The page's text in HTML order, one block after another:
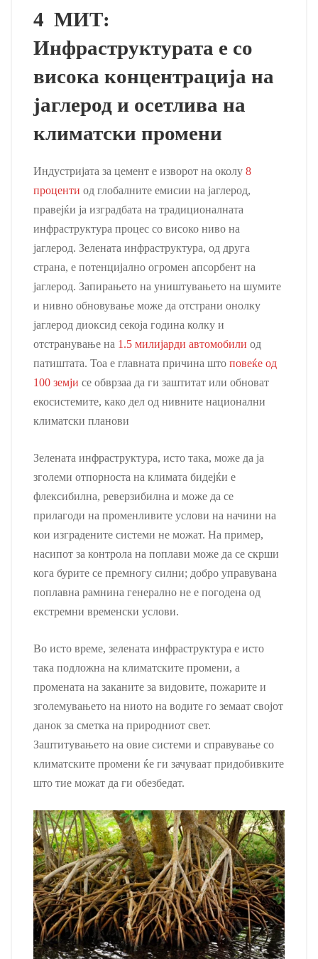
4 МИТ:
Инфраструктурата е со
висока концентрација на
јаглерод и осетлива на
климатски промени
Индустријата за цемент е изворот на околу 8
проценти од глобалните емисии на јаглерод,
правејќи ја изградбата на традиционалната
инфраструктура процес со високо ниво на
јаглерод. Зелената инфраструктура, од друга
страна, е потенцијално огромен апсорбент на
јаглерод. Запирањето на уништувањето на шумите
и нивно обновување може да отстрани онолку
јаглерод диоксид секоја година колку и
отстранување на 1.5 милијарди автомобили од
патиштата. Тоа е главната причина што повеќе од
100 земји се обврзаа да ги заштитат или обноват
екосистемите, како дел од нивните национални
климатски планови
Зелената инфраструктура, исто така, може да ја
зголеми отпорноста на климата бидејќи е
флексибилна, реверзибилна и може да се
прилагоди на променливите услови на начини на
кои изградените системи не можат. На пример,
насипот за контрола на поплави може да се скрши
кога бурите се премногу силни; добро управувана
поплавна рамнина генерално не е погодена од
екстремни временски услови.
Во исто време, зелената инфраструктура е исто
така подложна на климатските промени, а
промената на заканите за видовите, пожарите и
зголемувањето на ниото на водите го земаат својот
данок за сметка на природниот свет.
Заштитувањето на овие системи и справување со
климатските промени ќе ги зачуваат придобивките
што тие можат да ги обезбедат.